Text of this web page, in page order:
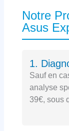
Notre
Asus
1.
Sauf en
analyse
39€, sous